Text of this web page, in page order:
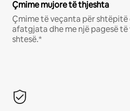
Çmime mujore të thjeshta
Çmime të veçanta për shtëpitë
afatgjata dhe me një pagesë
shtesë.*